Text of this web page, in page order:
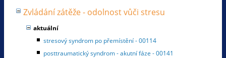
Zvládání zátěže - odolnost vůči stresu
aktuální
stresový syndrom po přemístění - 00114
posttraumatický syndrom - akutní fáze - 00141